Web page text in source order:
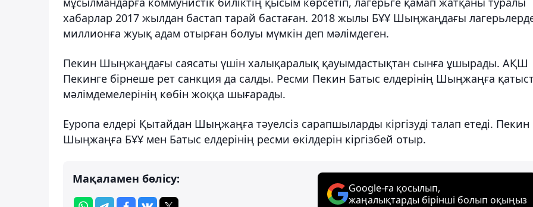
хабарлар 2017 жылдан бастап тарай бастаған. 2018 жылы БҰҰ Шыңжаңдағы
миллионға жуық адам отырған болуы мүмкін деп мәлімдеген.
Пекин Шыңжаңдағы саясаты үшін халықаралық қауымдастықтан сынға ұшырады. АҚШ
Пекинге бірнеше рет санкция да салды. Ресми Пекин Батыс елдерінің Шыңжаңға
мәлімдемелерінің көбін жоққа шығарады.
Еуропа елдері Қытайдан Шыңжаңға тәуелсіз сарапшыларды кіргізуді талап етеді. Пекин
Шыңжаңға БҰҰ мен Батыс елдерінің ресми өкілдерін кіргізбей отыр.
Мақаламен бөлісу:
Google-ға қосылып,
жаңалықтарды бірінші болып оқыңыз